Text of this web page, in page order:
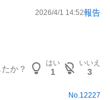
2026/4/1 14:52報告
か？
はい
1
いいえ
3
No. 12227